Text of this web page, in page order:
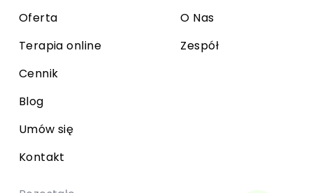
Oferta
Terapia online
Cennik
Blog
Umów się
Kontakt
O Nas
Zespół